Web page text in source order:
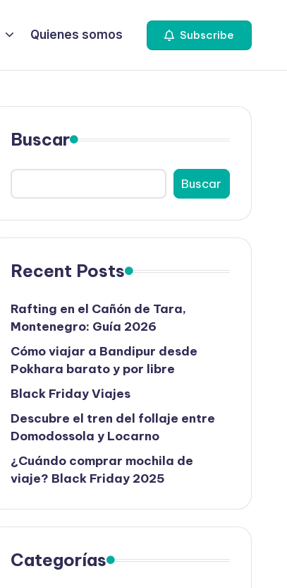
Quienes somos Subscribe
Buscar
Buscar
Recent Posts
Rafting en el Cañón de Tara,
Montenegro: Guía 2026
Cómo viajar a Bandipur desde
Pokhara barato y por libre
Black Friday Viajes
Descubre el tren del follaje entre
Domodossola y Locarno
¿Cuándo comprar mochila de
viaje? Black Friday 2025
Categorías